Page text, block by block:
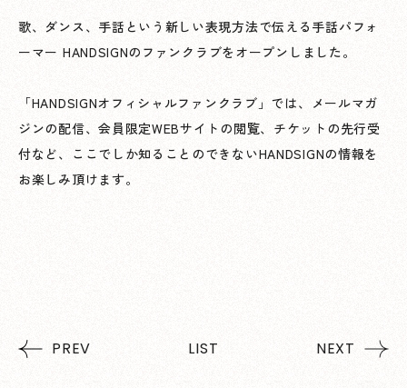
歌、ダンス、手話という新しい表現方法で伝える手話パフォ
ーマー HANDSIGNのファンクラブをオープンしました。
「HANDSIGNオフィシャルファンクラブ」では、メールマガ
ジンの配信、会員限定WEBサイトの閲覧、チケットの先行受
付など、ここでしか知ることのできないHANDSIGNの情報を
お楽しみ頂けます。
PREV LIST NEXT